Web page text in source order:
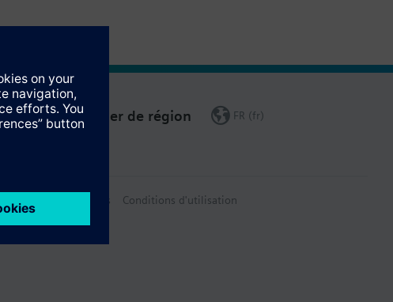
Changer de région FR (fr)
des données Conditions d'utilisation